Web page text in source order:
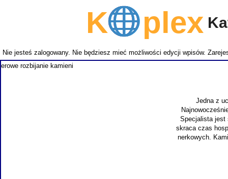
Kplex
Nie jesteś zalogowany. Nie będziesz mieć możliwości edycji wpisów.
takich